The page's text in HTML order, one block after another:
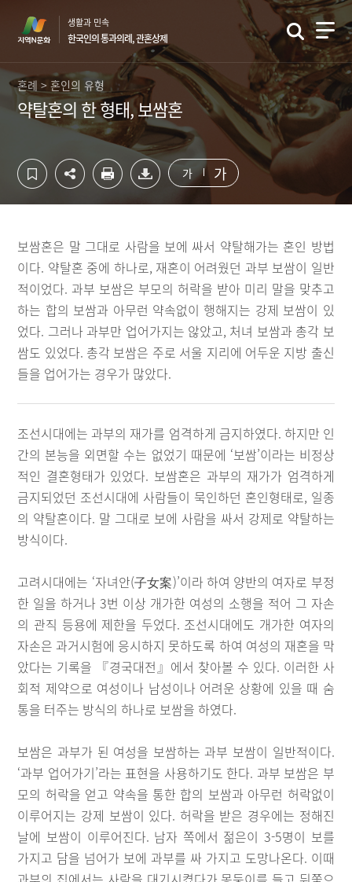
영
역
역
바
생활과 민속
한국인의 통과의례, 관혼상제
혼례 > 혼인의 유형
약탈혼의 한 형태, 보쌈혼
가 가
보쌈혼은 말 그대로 사람을 보에 싸서 약탈해가는 혼인 방법
이다. 약탈혼 중에 하나로, 재혼이 어려웠던 과부 보쌈이 일반
적이었다. 과부 보쌈은 부모의 허락을 받아 미리 말을 맞추고
하는 합의 보쌈과 아무런 약속없이 행해지는 강제 보쌈이 있
었다. 그러나 과부만 업어가지는 않았고, 처녀 보쌈과 총각 보
쌈도 있었다. 총각 보쌈은 주로 서울 지리에 어두운 지방 출신
들을 업어가는 경우가 많았다.
조선시대에는 과부의 재가를 엄격하게 금지하였다. 하지만 인
간의 본능을 외면할 수는 없었기 때문에 ‘보쌈’이라는 비정상
적인 결혼형태가 있었다. 보쌈혼은 과부의 재가가 엄격하게
금지되었던 조선시대에 사람들이 묵인하던 혼인형태로, 일종
의 약탈혼이다. 말 그대로 보에 사람을 싸서 강제로 약탈하는
방식이다.
고려시대에는 ‘자녀안(子女案)’이라 하여 양반의 여자로 부정
한 일을 하거나 3번 이상 개가한 여성의 소행을 적어 그 자손
의 관직 등용에 제한을 두었다. 조선시대에도 개가한 여자의
자손은 과거시험에 응시하지 못하도록 하여 여성의 재혼을 막
았다는 기록을 『경국대전』에서 찾아볼 수 있다. 이러한 사
회적 제약으로 여성이나 남성이나 어려운 상황에 있을 때 숨
통을 터주는 방식의 하나로 보쌈을 하였다.
보쌈은 과부가 된 여성을 보쌈하는 과부 보쌈이 일반적이다.
‘과부 업어가기’라는 표현을 사용하기도 한다. 과부 보쌈은 부
모의 허락을 얻고 약속을 통한 합의 보쌈과 아무런 허락없이
이루어지는 강제 보쌈이 있다. 허락을 받은 경우에는 정해진
날에 보쌈이 이루어진다. 남자 쪽에서 젊은이 3-5명이 보를
가지고 담을 넘어가 보에 과부를 싸 가지고 도망나온다. 이때